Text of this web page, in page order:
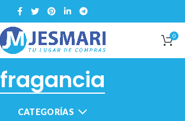
0
fragancia
CATEGORÍAS